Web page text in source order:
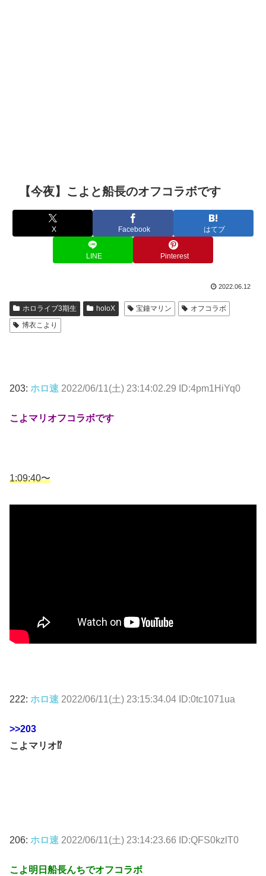
【今夜】こよと船長のオフコラボです
X Facebook はてブ
LINE Pinterest
2022.06.12
ホロライブ3期生 holoX 宝鐘マリン
オフコラボ
博衣こより
203: ホロ速 2022/06/11(土) 23:14:02.29 ID:4pm1HiYq0
こよマリオフコラボです
1:09:40〜
222: ホロ速 2022/06/11(土) 23:15:34.04 ID:0tc1071ua
>>203
こよマリオ⁉︎
206: ホロ速 2022/06/11(土) 23:14:23.66 ID:QFS0kzlT0
こよ明日船長んちでオフコラボ